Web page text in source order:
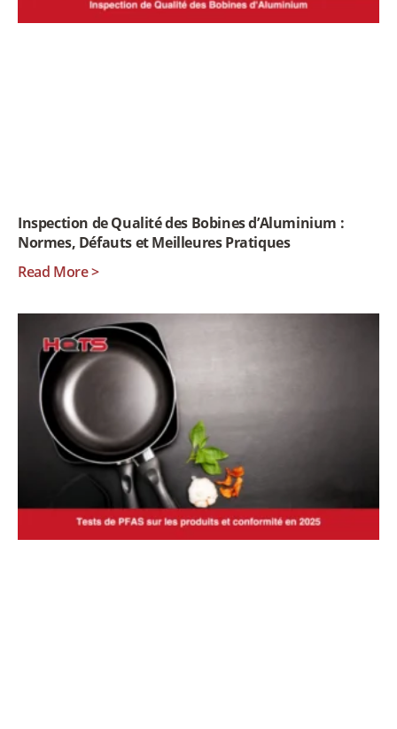
Inspection de Qualité des Bobines d’Aluminium :
Normes, Défauts et Meilleures Pratiques
Read More >